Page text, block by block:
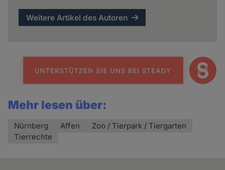
Weitere Artikel des Autoren
Mehr lesen über:
Nürnberg Affen
Zoo / Tierpark / Tiergarten
Tierrechte